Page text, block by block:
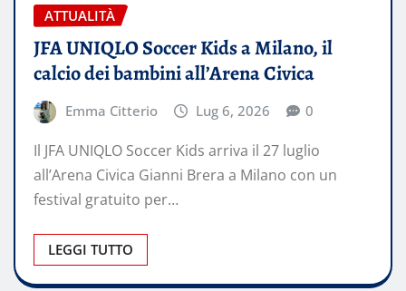
ATTUALITÀ
JFA UNIQLO Soccer Kids a Milano, il
calcio dei bambini all’Arena Civica
Emma Citterio Lug 6, 2026 0
Il JFA UNIQLO Soccer Kids arriva il 27 luglio
all’Arena Civica Gianni Brera a Milano con un
festival gratuito per…
LEGGI TUTTO